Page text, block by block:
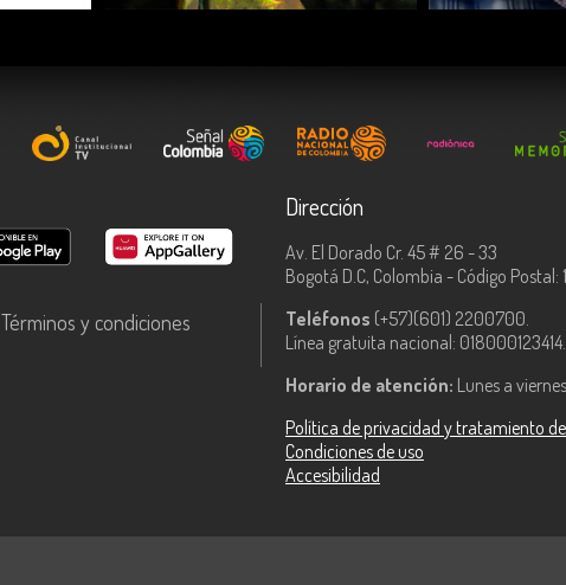
Términos y condiciones
Dirección
Av. El Dorado Cr. 45 # 26 - 33
Bogotá D.C, Colombia - Código Postal:
Teléfonos (+57)(601) 2200700.
Línea gratuita nacional: 018000123414.
Horario de atención: Lunes a
Política de privacidad y tratamiento
Condiciones de uso
Accesibilidad